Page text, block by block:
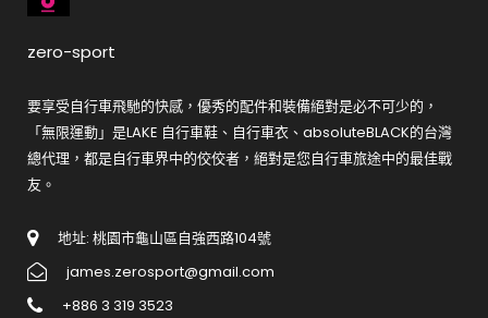
zero-sport
要享受自行車飛馳的快感，優秀的配件和裝備絕對是必不可少的，
「無限運動」是LAKE 自行車鞋、自行車衣、absoluteBLACK的台灣
總代理，都是自行車界中的佼佼者，絕對是您自行車旅途中的最佳戰
友。
地址: 桃園市龜山區自強西路104號
james.zerosport@gmail.com
+886 3 319 3523